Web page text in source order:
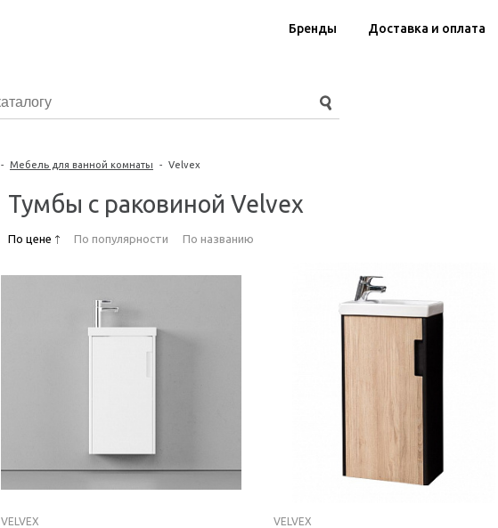
Бренды Доставка и оплата
- Мебель для ванной комнаты - Velvex
Тумбы с раковиной Velvex
По цене По популярности По названию
VELVEX VELVEX